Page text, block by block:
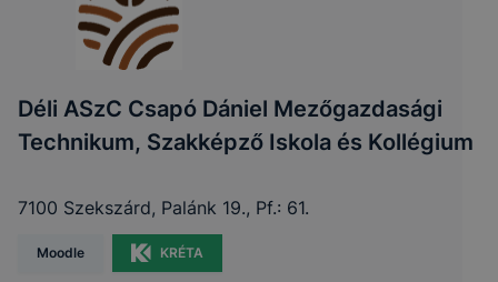
Déli ASzC Csapó Dániel Mezőgazdasági
Technikum, Szakképző Iskola és Kollégium
7100 Szekszárd, Palánk 19., Pf.: 61.
Moodle KRÉTA